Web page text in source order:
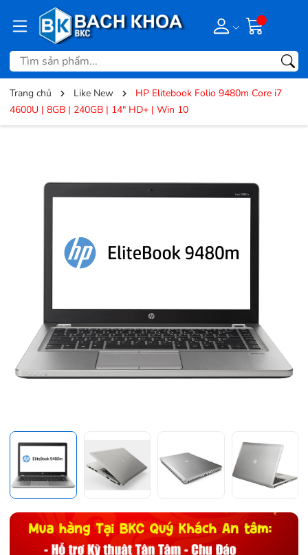
Trang chủ Like New
HP Elitebook Folio 9480m Core i7
4600U | 8GB | 240GB | 14" HD+ | Win 10